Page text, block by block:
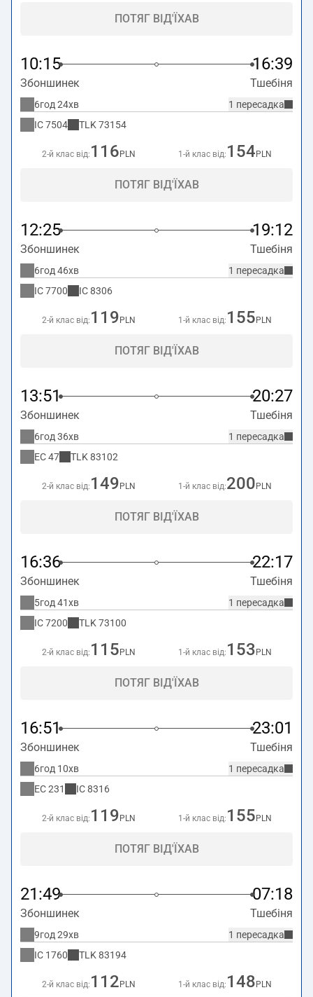
ПОТЯГ ВІД'ЇХАВ
10:15 16:39
Збоншинек Тшебіня
1 пересадка
6год 24хв
IC7504 TLK 73154
2-й клас від: 116 PLN 1-й клас від: 154 PLN
ПОТЯГ ВІД'ЇХАВ
12:25 19:12
Збоншинек Тшебіня
1 пересадка
6год 46хв
IC7700 IC8306
2-й клас від: 119 PLN 1-й клас від: 155 PLN
ПОТЯГ ВІД'ЇХАВ
13:51 20:27
Збоншинек Тшебіня
1 пересадка
6год 36хв
EC47 TLK 83102
2-й клас від: 149 PLN 1-й клас від:200 PLN
ПОТЯГ ВІД'ЇХАВ
16:36 22:17
Збоншинек Тшебіня
1 пересадка
5год 41хв
IC7200 TLK 73100
2-й клас від: 115 PLN 1-й клас від: 153 PLN
ПОТЯГ ВІД'ЇХАВ
16:51 23:01
Збоншинек Тшебіня
1 пересадка
6год 10хв
EC231 IC8316
2-й клас від: 119 PLN 1-й клас від: 155 PLN
ПОТЯГ ВІД'ЇХАВ
21:49 07:18
Збоншинек Тшебіня
1 пересадка
9год 29хв
IC 1760 TLK 83194
2-й клас від: 112 PLN 1-й клас від: 148 PLN